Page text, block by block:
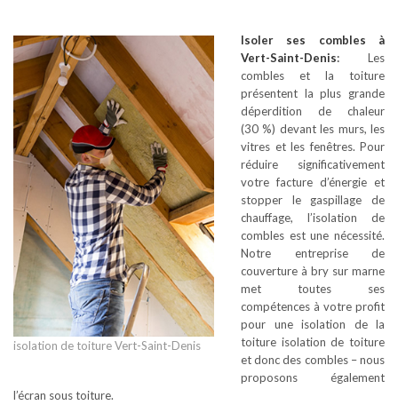
isolation de toiture Vert-Saint-Denis
Isoler ses combles à
Vert-Saint-Denis: Les
combles et la toiture
présentent la plus grande
déperdition de chaleur
(30 %) devant les murs, les
vitres et les fenêtres. Pour
réduire significativement
votre facture d’énergie et
stopper le gaspillage de
chauffage, l’isolation de
combles est une nécessité.
Notre entreprise de
couverture à bry sur marne
met toutes ses
compétences à votre profit
pour une isolation de la
toiture isolation de toiture
et donc des combles – nous
proposons également
l’écran sous toiture.